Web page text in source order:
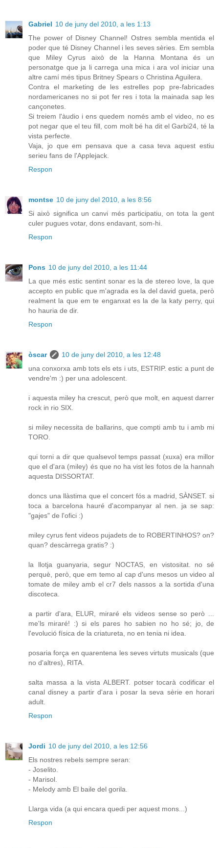
Gabriel 10 de juny del 2010, a les 1:13
The power of Disney Channel! Ostres sembla mentida el
poder que té Disney Channel i les seves sèries. Em sembla
que Miley Cyrus això de la Hanna Montana és un
personatge que ja li carrega una mica i ara vol iniciar una
altre camí més tipus Britney Spears o Christina Aguilera.
Contra el marketing de les estrelles pop pre-fabricades
nordamericanes no si pot fer res i tota la mainada sap les
cançonetes.
Si treiem l'àudio i ens quedem només amb el video, no es
pot negar que el teu fill, com molt bé ha dit el Garbi24, té la
vista perfecte.
Vaja, jo que em pensava que a casa teva aquest estiu
serieu fans de l'Applejack.
Respon
montse 10 de juny del 2010, a les 8:56
Si això significa un canvi més participatiu, on tota la gent
culer pugues votar, dons endavant, som-hi.
Respon
Pons 10 de juny del 2010, a les 11:44
La que més estic sentint sonar es la de stereo love, la que
accepto en public que m'agrada es la del david gueta, però
realment la que em te enganxat es la de la katy perry, qui
ho hauria de dir.
Respon
òscar
10 de juny del 2010, a les 12:48
una conxorxa amb tots els ets i uts, ESTRIP. estic a punt de
vendre'm :) per una adolescent.
i aquesta miley ha crescut, però que molt, en aquest darrer
rock in rio SIX.
si miley necessita de ballarins, que compti amb tu i amb mi
TORO.
qui torni a dir que qualsevol temps passat (xuxa) era millor
que el d'ara (miley) és que no ha vist les fotos de la hannah
aquesta DISSORTAT.
doncs una llàstima que el concert fós a madrid, SÀNSET. si
toca a barcelona hauré d'acompanyar al nen. ja se sap:
"gajes" de l'ofici :)
miley cyrus fent videos pujadets de to ROBERTINHOS? on?
quan? descàrrega gratis? :)
la llotja guanyaria, segur NOCTAS, en vistositat. no sé
perquè, però, que em temo al cap d'uns mesos un video al
tomate de miley amb el cr7 dels nassos a la sortida d'una
discoteca.
a partir d'ara, ELUR, miraré els videos sense so però ...
me'ls miraré! :) si els pares ho sabien no ho sé; jo, de
l'evolució física de la criatureta, no en tenia ni idea.
posaria força en quarentena les seves virtuts musicals (que
no d'altres), RITA.
salta massa a la vista ALBERT. potser tocarà codificar el
canal disney a partir d'ara i posar la seva sèrie en horari
adult.
Respon
Jordi 10 de juny del 2010, a les 12:56
Els nostres rebels sempre seran:
- Joselito.
- Marisol.
- Melody amb El baile del gorila.
Llarga vida (a qui encara quedi per aquest mons...)
Respon